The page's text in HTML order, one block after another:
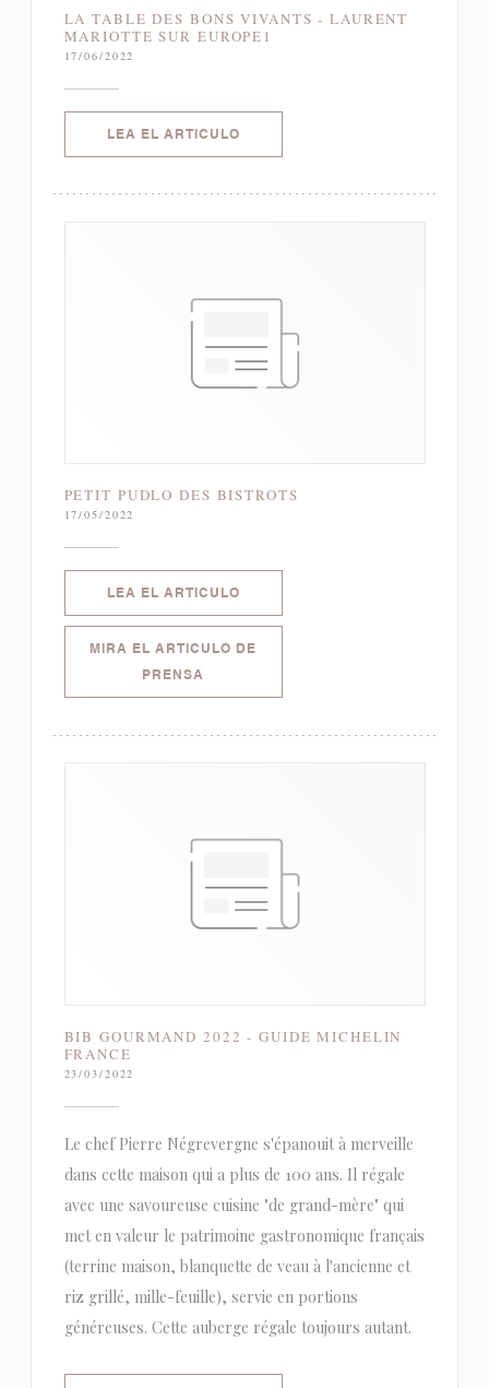
LA TABLE DES BONS VIVANTS - LAURENT
MARIOTTE SUR EUROPE1
17/06/2022
LEA EL ARTICULO((ABRE EN UNA NUEVA
PETIT PUDLO DES BISTROTS
17/05/2022
LEA EL ARTICULO((ABRE EN UNA NUEVA
MIRA EL ARTICULO DE
PRENSA
BIB GOURMAND 2022 - GUIDE MICHELIN
FRANCE
23/03/2022
Le chef Pierre Négrevergne s'épanouit à merveille
dans cette maison qui a plus de 100 ans. Il régale
avec une savoureuse cuisine "de grand-mère" qui
met en valeur le patrimoine gastronomique français
(terrine maison, blanquette de veau à l'ancienne et
riz grillé, mille-feuille), servie en portions
généreuses. Cette auberge régale toujours autant.